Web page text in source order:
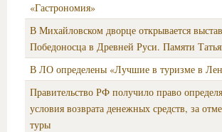
«Гастрономия»
В Михайловском дворце открывается
Победоносца в Древней Руси. Памяти
В ЛО определены «Лучшие в туризме в
Правительство РФ получило право
условия возврата денежных средств, за
туры